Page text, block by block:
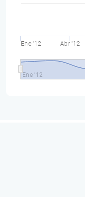
Ene '12 Abr '12
Ene '12